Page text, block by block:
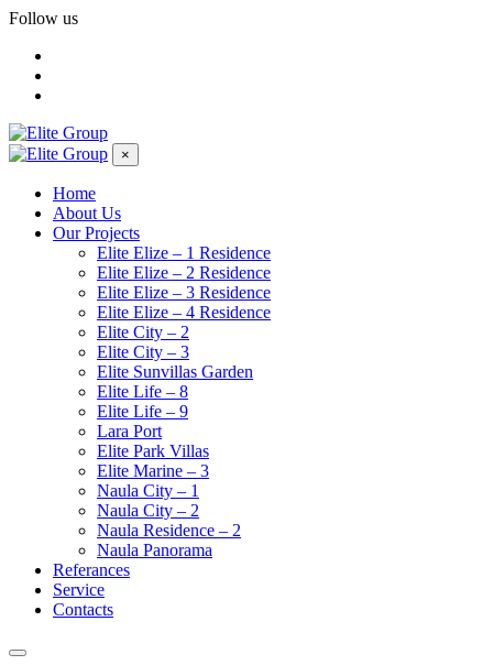
Follow us
×
Home
About Us
Our Projects
Elite Elize – 1 Residence
Elite Elize – 2 Residence
Elite Elize – 3 Residence
Elite Elize – 4 Residence
Elite City – 2
Elite City – 3
Elite Sunvillas Garden
Elite Life – 8
Elite Life – 9
Lara Port
Elite Park Villas
Elite Marine – 3
Naula City – 1
Naula City – 2
Naula Residence – 2
Naula Panorama
Referances
Service
Contacts